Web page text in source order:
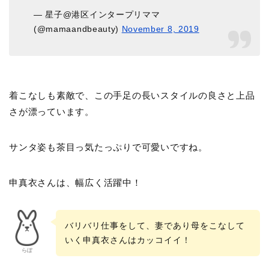
— 星子@港区インタープリママ
(@mamaandbeauty) November 8, 2019
着こなしも素敵で、この手足の長いスタイルの良さと上品
さが漂っています。
サンタ姿も茶目っ気たっぷりで可愛いですね。
申真衣さんは、幅広く活躍中！
らぼ
バリバリ仕事をして、妻であり母をこなして
いく申真衣さんはカッコイイ！